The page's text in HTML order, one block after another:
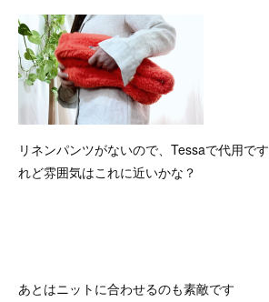
リネンパンツがないので、Tessaで代用で
れど雰囲気はこれに近いかな？
あとはニットに合わせるのも素敵です